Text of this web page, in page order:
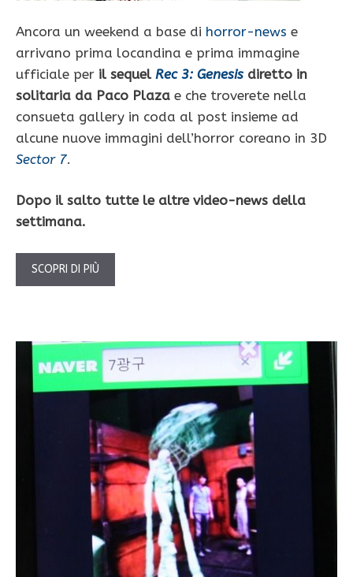
Ancora un weekend a base di horror-news e
arrivano prima locandina e prima immagine
ufficiale per il sequel Rec 3: Genesis diretto in
solitaria da Paco Plaza e che troverete nella
consueta gallery in coda al post insieme ad
alcune nuove immagini dell’horror coreano in 3D
Sector 7.
Dopo il salto tutte le altre video-news della
settimana.
SCOPRI DI PIÙ